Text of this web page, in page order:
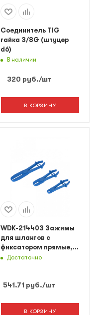
Соединитель TIG
гайка 3/8G (штуцер
d6)
В наличии
320 руб./шт
В КОРЗИНУ
WDK-214403 Зажимы
для шлангов с
фиксатором прямые,
набор
Достаточно
541.71 руб./шт
В КОРЗИНУ